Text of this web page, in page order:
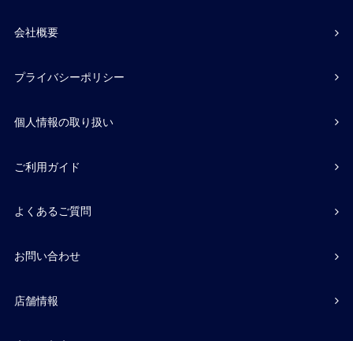
会社概要
プライバシーポリシー
個人情報の取り扱い
ご利用ガイド
よくあるご質問
お問い合わせ
店舗情報